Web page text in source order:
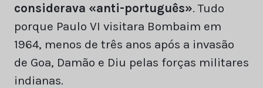
considerava «anti-português». Tudo
porque Paulo VI visitara Bombaim em
1964, menos de três anos após a invasão
de Goa, Damão e Diu pelas forças militares
indianas.